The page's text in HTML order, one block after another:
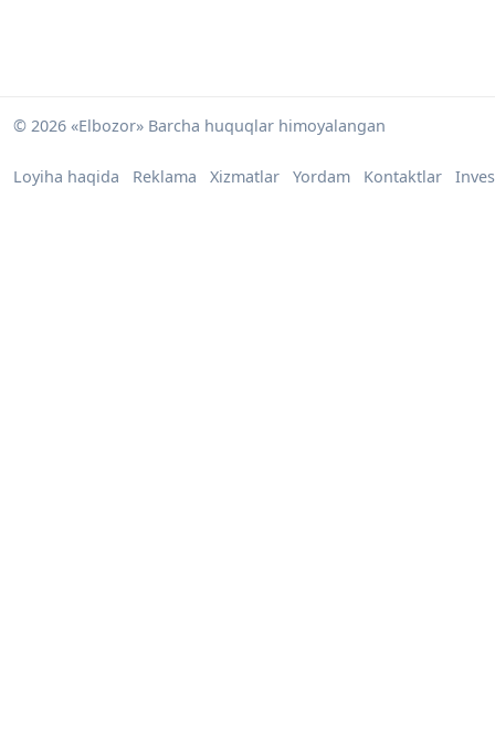
© 2026 «Elbozor» Barcha huquqlar himoyalangan
Loyiha haqida Reklama Xizmatlar Yordam Kontaktlar